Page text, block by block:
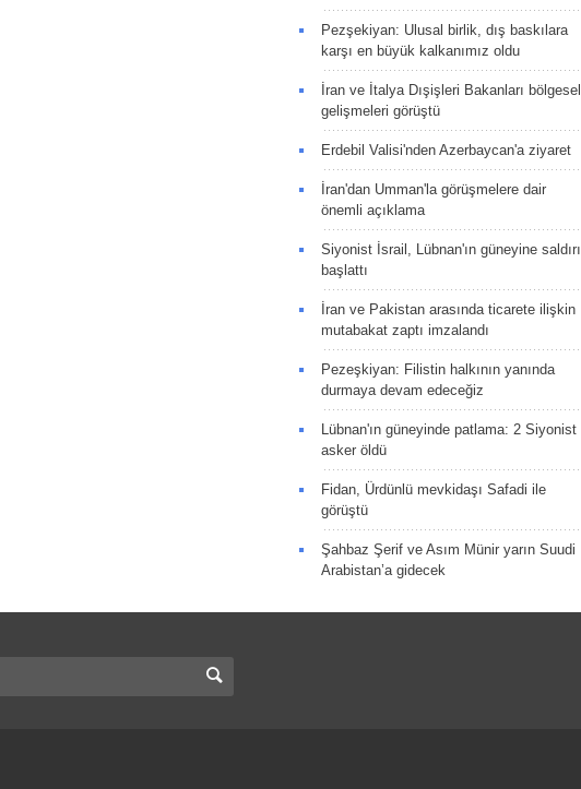
Pezşekiyan: Ulusal birlik, dış baskılara
karşı en büyük kalkanımız oldu
İran ve İtalya Dışişleri Bakanları bölgesel
gelişmeleri görüştü
Erdebil Valisi'nden Azerbaycan'a ziyaret
İran'dan Umman'la görüşmelere dair
önemli açıklama
Siyonist İsrail, Lübnan'ın güneyine saldırı
başlattı
İran ve Pakistan arasında ticarete ilişkin
mutabakat zaptı imzalandı
Pezeşkiyan: Filistin halkının yanında
durmaya devam edeceğiz
Lübnan'ın güneyinde patlama: 2 Siyonist
asker öldü
Fidan, Ürdünlü mevkidaşı Safadi ile
görüştü
Şahbaz Şerif ve Asım Münir yarın Suudi
Arabistan’a gidecek